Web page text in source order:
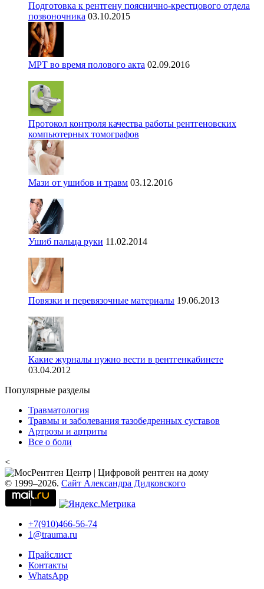
Подготовка к рентгену пояснично-крестцового отдела
позвоночника 03.10.2015
МРТ во время полового акта 02.09.2016
Протокол контроля качества работы рентгеновских
компьютерных томографов
Мази от ушибов и травм 03.12.2016
Ушиб пальца руки 11.02.2014
Повязки и перевязочные материалы 19.06.2013
Какие журналы нужно вести в рентгенкабинете
03.04.2012
Популярные разделы
Травматология
Травмы и заболевания тазобедренных суставов
Артрозы и артриты
Все о боли
<
© 1999–2026. Сайт Александра Дидковского
+7(910)466-56-74
1@trauma.ru
Прайслист
Контакты
WhatsApp